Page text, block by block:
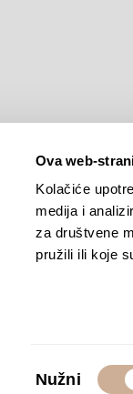
Ova web-
Kolačiće
medija i
za društvene
pružili ili koje
pristanka
Nužni
© 2026.KEK